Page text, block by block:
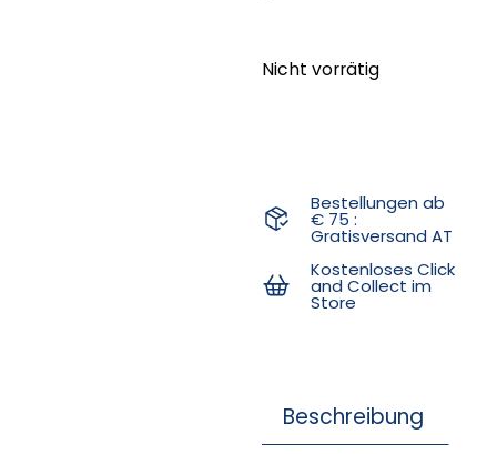
Nicht vorrätig
Bestellungen ab
€ 75 :
Gratisversand AT
Kostenloses Click
and Collect im
Store
Beschreibung